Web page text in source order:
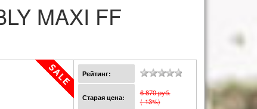
Рейтинг:
Старая цена:
6 870 pуб.
(-13%)